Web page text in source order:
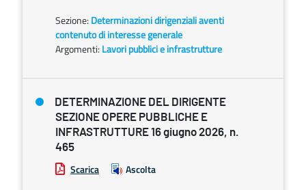
Sezione: Determinazioni dirigenziali aventi
contenuto di interesse generale
Argomenti: Lavori pubblici e infrastrutture
DETERMINAZIONE DEL DIRIGENTE
SEZIONE OPERE PUBBLICHE E
INFRASTRUTTURE 16 giugno 2026, n.
465
Scarica Ascolta